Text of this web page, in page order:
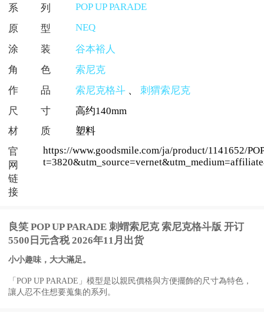
系列
POP UP PARADE
原型
NEQ
涂装
谷本裕人
角色
索尼克
作品
索尼克格斗 、 刺猬索尼克
尺寸
高约140mm
材质
塑料
官
网
链
接
https://www.goodsmile.com/ja/product/1141652/
良笑 POP UP PARADE 刺蝟索尼克 索尼克格斗版 开订
5500日元含税 2026年11月出货
小小趣味，大大滿足。
「POP UP PARADE」模型是以親民價格與方便擺飾的尺寸為特色，
讓人忍不住想要蒐集的系列。